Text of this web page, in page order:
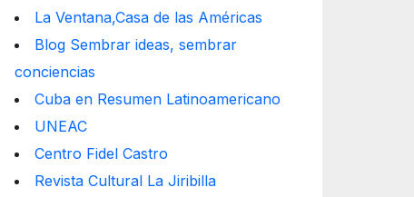
La Ventana,Casa de las Américas
Blog Sembrar ideas, sembrar
conciencias
Cuba en Resumen Latinoamericano
UNEAC
Centro Fidel Castro
Revista Cultural La Jiribilla